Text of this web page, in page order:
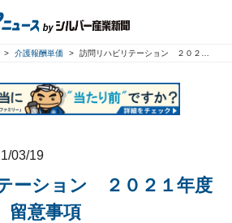
介護報酬単価 訪問リハビリテーション ２０２１年度介護報酬改定 留意事項
03/19
ーション ２０２１年度
意事項